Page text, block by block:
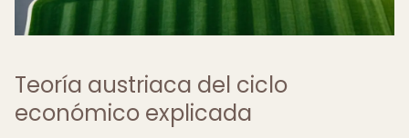
Teoría austriaca del ciclo
económico explicada